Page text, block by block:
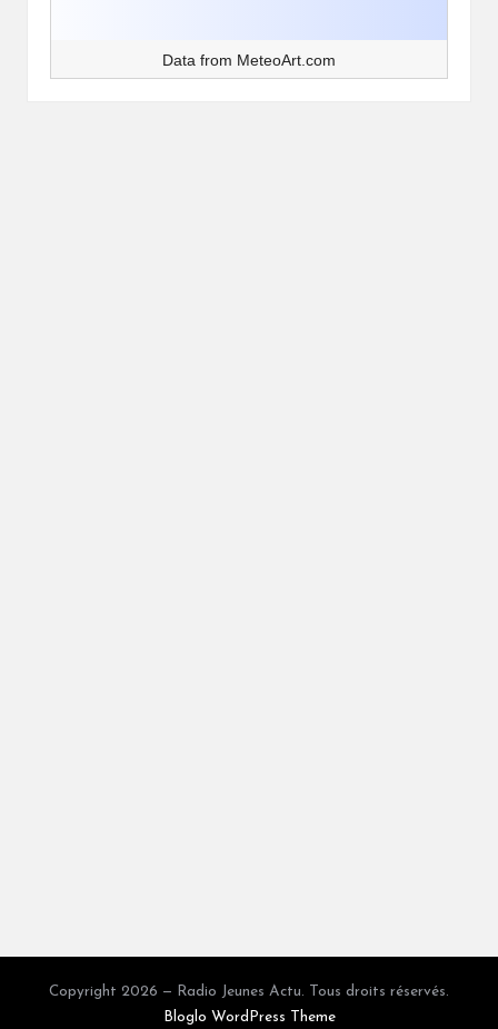
Data from MeteoArt.com
Copyright 2026 — Radio Jeunes Actu. Tous droits réservés.
Bloglo WordPress Theme